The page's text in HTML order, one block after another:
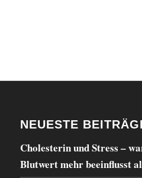
NEUESTE
Cholesterin und Stress –
Blutwert mehr beeinflusst